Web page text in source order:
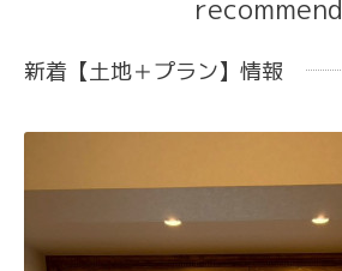
recommend
新着【土地＋プラン】情報